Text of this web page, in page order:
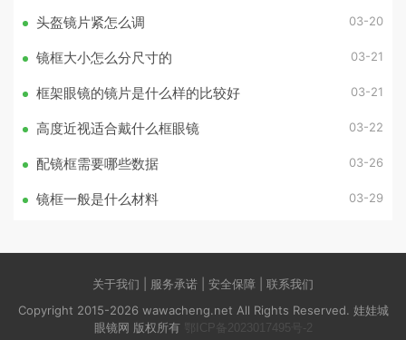
头盔镜片紧怎么调 03-20
镜框大小怎么分尺寸的 03-21
框架眼镜的镜片是什么样的比较好 03-21
高度近视适合戴什么框眼镜 03-22
配镜框需要哪些数据 03-26
镜框一般是什么材料 03-29
关于我们 | 服务承诺 | 安全保障 | 联系我们
Copyright 2015-2026 wawacheng.net All Rights Reserved. 娃娃城
眼镜网 版权所有
鄂ICP备2023017495号-2